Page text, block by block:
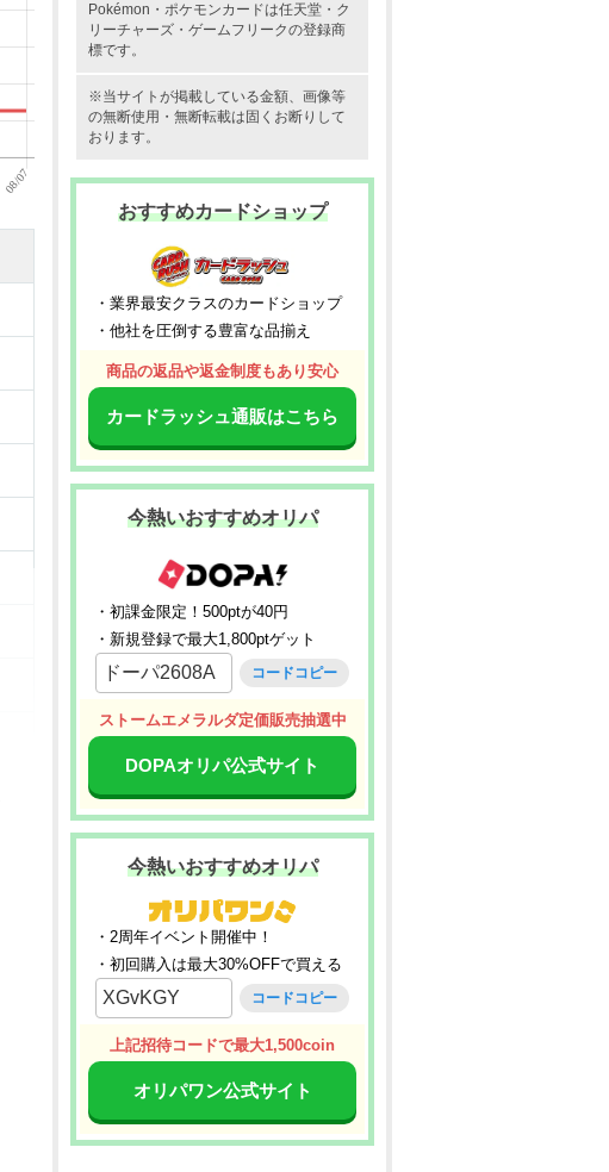
Pokémon・ ポケモンカードは任天堂・ ク
リーチャーズ ・ ゲームフリークの登録商
標です。
※当サイトが掲載している金額、画像等
の無断使用・無断転載は固くお断りして
おります。
おすすめカードショップ
・業界最安クラスのカードショップ
・他社を圧倒する豊富な品揃え
商品の返品や返金制度もあり安心
カードラッシュ通販はこちら
今熱いおすすめオリパ
・初課金限定！500ptが40円
・新規登録で最大1,800ptゲット
ドーパ2608A コードコピー
ストームエメラルダ定価販売抽選中
DOPAオリパ公式サイト
今熱いおすすめオリパ
・2周年イベント開催中！
・初回購入は最大30%OFFで買える
XGvKGY コードコピー
上記招待コードで最大1,500coin
オリパワン公式サイト